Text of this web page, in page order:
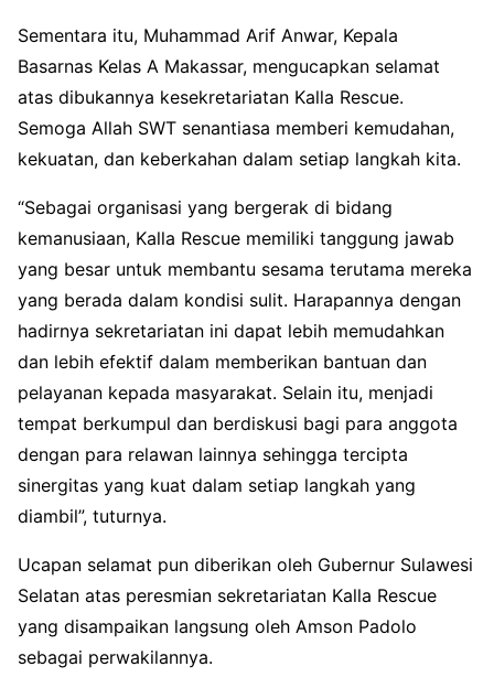
Sementara itu, Muhammad Arif Anwar, Kepala
Basarnas Kelas A Makassar, mengucapkan selamat
atas dibukannya kesekretariatan Kalla Rescue.
Semoga Allah SWT senantiasa memberi kemudahan,
kekuatan, dan keberkahan dalam setiap langkah kita.
“Sebagai organisasi yang bergerak di bidang
kemanusiaan, Kalla Rescue memiliki tanggung jawab
yang besar untuk membantu sesama terutama mereka
yang berada dalam kondisi sulit. Harapannya dengan
hadirnya sekretariatan ini dapat lebih memudahkan
dan lebih efektif dalam memberikan bantuan dan
pelayanan kepada masyarakat. Selain itu, menjadi
tempat berkumpul dan berdiskusi bagi para anggota
dengan para relawan lainnya sehingga tercipta
sinergitas yang kuat dalam setiap langkah yang
diambil”, tuturnya.
Ucapan selamat pun diberikan oleh Gubernur Sulawesi
Selatan atas peresmian sekretariatan Kalla Rescue
yang disampaikan langsung oleh Amson Padolo
sebagai perwakilannya.